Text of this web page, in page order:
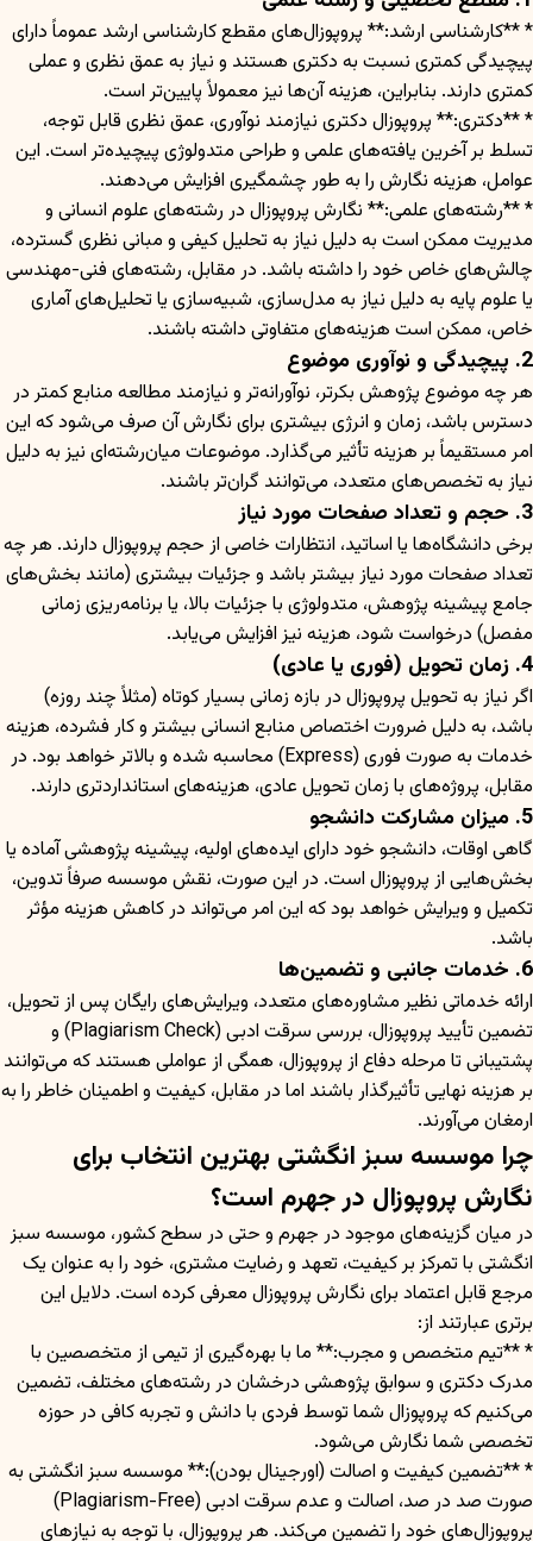
* **کارشناسی ارشد:** پروپوزال‌های مقطع کارشناسی ارشد عموماً دارای
پیچیدگی کمتری نسبت به دکتری هستند و نیاز به عمق نظری و عملی
کمتری دارند. بنابراین، هزینه آن‌ها نیز معمولاً پایین‌تر است.
* **دکتری:** پروپوزال دکتری نیازمند نوآوری، عمق نظری قابل توجه،
تسلط بر آخرین یافته‌های علمی و طراحی متدولوژی پیچیده‌تر است. این
عوامل، هزینه نگارش را به طور چشمگیری افزایش می‌دهند.
* **رشته‌های علمی:** نگارش پروپوزال در رشته‌های علوم انسانی و
مدیریت ممکن است به دلیل نیاز به تحلیل کیفی و مبانی نظری گسترده،
چالش‌های خاص خود را داشته باشد. در مقابل، رشته‌های فنی-مهندسی
یا علوم پایه به دلیل نیاز به مدل‌سازی، شبیه‌سازی یا تحلیل‌های آماری
خاص، ممکن است هزینه‌های متفاوتی داشته باشند.
2. پیچیدگی و نوآوری موضوع
هر چه موضوع پژوهش بکرتر، نوآورانه‌تر و نیازمند مطالعه منابع کمتر در
دسترس باشد، زمان و انرژی بیشتری برای نگارش آن صرف می‌شود که این
امر مستقیماً بر هزینه تأثیر می‌گذارد. موضوعات میان‌رشته‌ای نیز به دلیل
نیاز به تخصص‌های متعدد، می‌توانند گران‌تر باشند.
3. حجم و تعداد صفحات مورد نیاز
برخی دانشگاه‌ها یا اساتید، انتظارات خاصی از حجم پروپوزال دارند. هر چه
تعداد صفحات مورد نیاز بیشتر باشد و جزئیات بیشتری (مانند بخش‌های
جامع پیشینه پژوهش، متدولوژی با جزئیات بالا، یا برنامه‌ریزی زمانی
مفصل) درخواست شود، هزینه نیز افزایش می‌یابد.
4. زمان تحویل (فوری یا عادی)
اگر نیاز به تحویل پروپوزال در بازه زمانی بسیار کوتاه (مثلاً چند روزه)
باشد، به دلیل ضرورت اختصاص منابع انسانی بیشتر و کار فشرده، هزینه
خدمات به صورت فوری (Express) محاسبه شده و بالاتر خواهد بود. در
مقابل، پروژه‌های با زمان تحویل عادی، هزینه‌های استانداردتری دارند.
5. میزان مشارکت دانشجو
گاهی اوقات، دانشجو خود دارای ایده‌های اولیه، پیشینه پژوهشی آماده یا
بخش‌هایی از پروپوزال است. در این صورت، نقش موسسه صرفاً تدوین،
تکمیل و ویرایش خواهد بود که این امر می‌تواند در کاهش هزینه مؤثر
باشد.
6. خدمات جانبی و تضمین‌ها
ارائه خدماتی نظیر مشاوره‌های متعدد، ویرایش‌های رایگان پس از تحویل،
تضمین تأیید پروپوزال، بررسی سرقت ادبی (Plagiarism Check) و
پشتیبانی تا مرحله دفاع از پروپوزال، همگی از عواملی هستند که می‌توانند
بر هزینه نهایی تأثیرگذار باشند اما در مقابل، کیفیت و اطمینان خاطر را به
ارمغان می‌آورند.
چرا موسسه سبز انگشتی بهترین انتخاب برای
نگارش پروپوزال در جهرم است؟
در میان گزینه‌های موجود در جهرم و حتی در سطح کشور، موسسه سبز
انگشتی با تمرکز بر کیفیت، تعهد و رضایت مشتری، خود را به عنوان یک
مرجع قابل اعتماد برای نگارش پروپوزال معرفی کرده است. دلایل این
برتری عبارتند از:
* **تیم متخصص و مجرب:** ما با بهره‌گیری از تیمی از متخصصین با
مدرک دکتری و سوابق پژوهشی درخشان در رشته‌های مختلف، تضمین
می‌کنیم که پروپوزال شما توسط فردی با دانش و تجربه کافی در حوزه
تخصصی شما نگارش می‌شود.
* **تضمین کیفیت و اصالت (اورجینال بودن):** موسسه سبز انگشتی به
صورت صد در صد، اصالت و عدم سرقت ادبی (Plagiarism-Free)
پروپوزال‌های خود را تضمین می‌کند. هر پروپوزال، با توجه به نیازهای